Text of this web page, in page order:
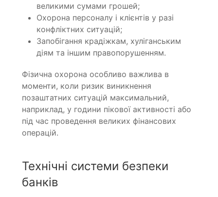
великими сумами грошей;
Охорона персоналу і клієнтів у разі
конфліктних ситуацій;
Запобігання крадіжкам, хуліганським
діям та іншим правопорушенням.
Фізична охорона особливо важлива в
моменти, коли ризик виникнення
позаштатних ситуацій максимальний,
наприклад, у години пікової активності або
під час проведення великих фінансових
операцій.
Технічні системи безпеки
банків